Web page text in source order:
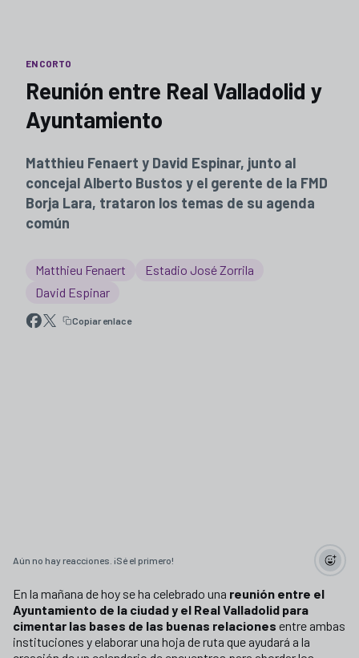
EN CORTO
Reunión entre Real Valladolid y
Ayuntamiento
Matthieu Fenaert y David Espinar, junto al
concejal Alberto Bustos y el gerente de la FMD
Borja Lara, trataron los temas de su agenda
común
Matthieu Fenaert
Estadio José Zorrila
David Espinar
Copiar enlace
Aún no hay reacciones. ¡Sé el primero!
En la mañana de hoy se ha celebrado una reunión entre el
Ayuntamiento de la ciudad y el Real Valladolid para
cimentar las bases de las buenas relaciones entre ambas
instituciones y elaborar una hoja de ruta que ayudará a la